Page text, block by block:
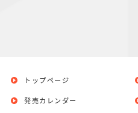
トップページ
発売カレンダー